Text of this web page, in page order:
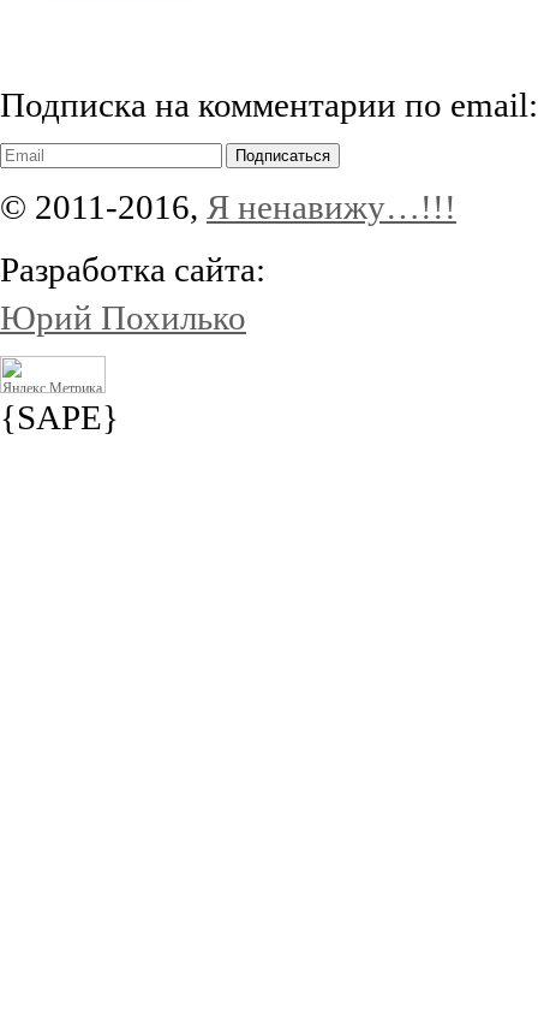
Подписка на комментарии по email:
Подписаться
© 2011-2016, Я ненавижу…!!!
Разработка сайта:
Юрий Похилько
{SAPE}